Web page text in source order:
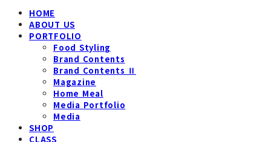
HOME
ABOUT US
PORTFOLIO
Food Styling
Brand Contents
Brand Contents Ⅱ
Magazine
Home Meal
Media Portfolio
Media
SHOP
CLASS